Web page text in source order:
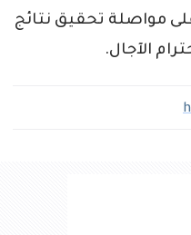
مواصلة تحقيق نتائج
الآجال.